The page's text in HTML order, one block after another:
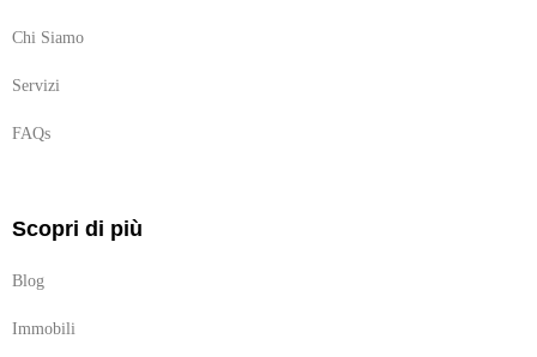
Chi Siamo
Servizi
FAQs
Scopri di più
Blog
Immobili